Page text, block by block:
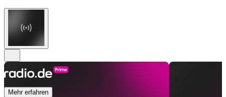
Mehr erfahren